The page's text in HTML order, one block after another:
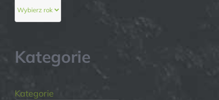
Kategorie
Kategorie